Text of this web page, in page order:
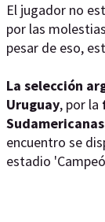
El jugador no
por las
pesar de eso,
La selección
Uruguay, por la
Sudamericanas
encuentro se
estadio